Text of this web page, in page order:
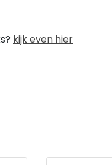
kijk even hier